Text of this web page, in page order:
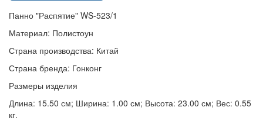
Панно "Распятие" WS-523/1
Материал: Полистоун
Страна производства: Китай
Страна бренда: Гонконг
Размеры изделия
Длина: 15.50 см; Ширина: 1.00 см; Высота: 23.00 см; Вес: 0.55
кг.